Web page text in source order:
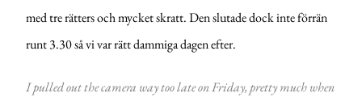
med tre rätters och mycket skratt. Den slutade dock inte förrän
runt 3.30 så vi var rätt dammiga dagen efter.
I pulled out the camera way too late on Friday, pretty much when